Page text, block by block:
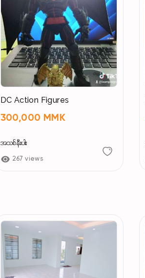
DC Action Figures
300,000 MMK
အသစ်နီးပါး
267 views